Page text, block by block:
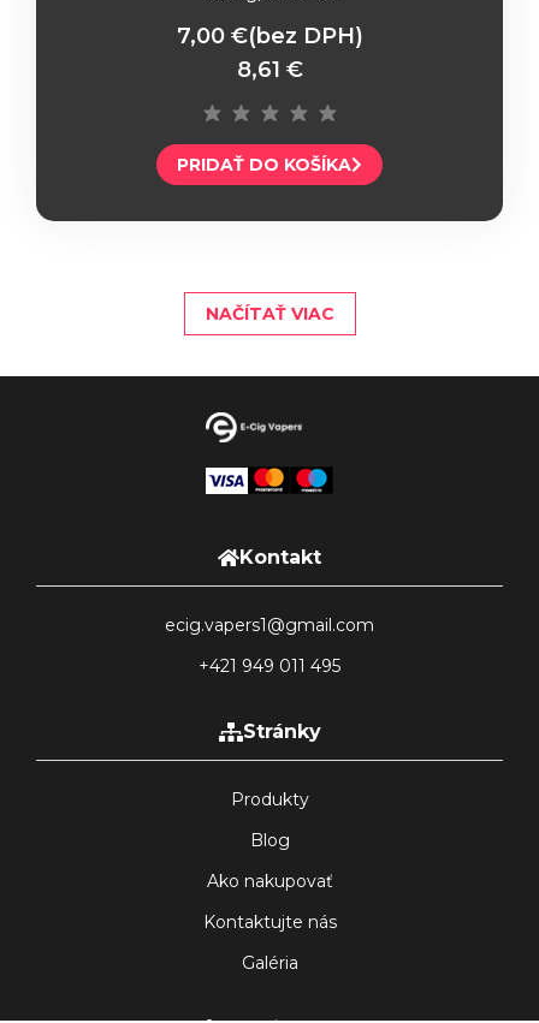
7,00 €(bez DPH)
8,61 €
PRIDAŤ DO KOŠÍKA
NAČÍTAŤ VIAC
Kontakt
ecig.vapers1@gmail.com
+421 949 011 495
Stránky
Produkty
Blog
Ako nakupovať
Kontaktujte nás
Galéria